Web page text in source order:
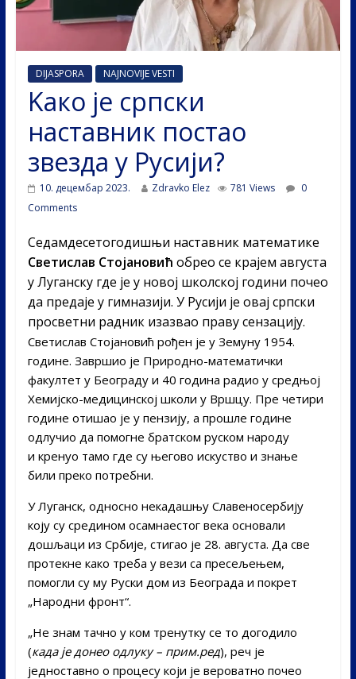
DIJASPORA NAJNOVIJE VESTI
Kaко је српски
наставник постао
звезда у Русији?
10. децембар 2023. Zdravko Elez 781 Views
0
Comments
Седамдесетогодишњи наставник математике
Светислав Стојановић обрео се крајем августа
у Луганску где је у новој школској години почео
да предаје у гимназији. У Русији је овај српски
просветни радник изазвао праву сензацију.
Светислав Стојановић рођен је у Земуну 1954.
године. Завршио је Природно-математички
факултет у Београду и 40 година радио у средњој
Хемијско-медицинској школи у Вршцу. Пре четири
године отишао је у пензију, а прошле године
одлучио да помогне братском руском народу
и кренуо тамо где су његово искуство и знање
били преко потребни.
У Луганск, односно некадашњу Славеносербију
коју су средином осамнаестог века основали
дошљаци из Србије, стигао је 28. августа. Да све
протекне како треба у вези са пресељењем,
помогли су му Руски дом из Београда и покрет
„Народни фронт“.
„Не знам тачно у ком тренутку се то догодило
(када је донео одлуку – прим.ред), реч је
једноставно о процесу који је вероватно почео